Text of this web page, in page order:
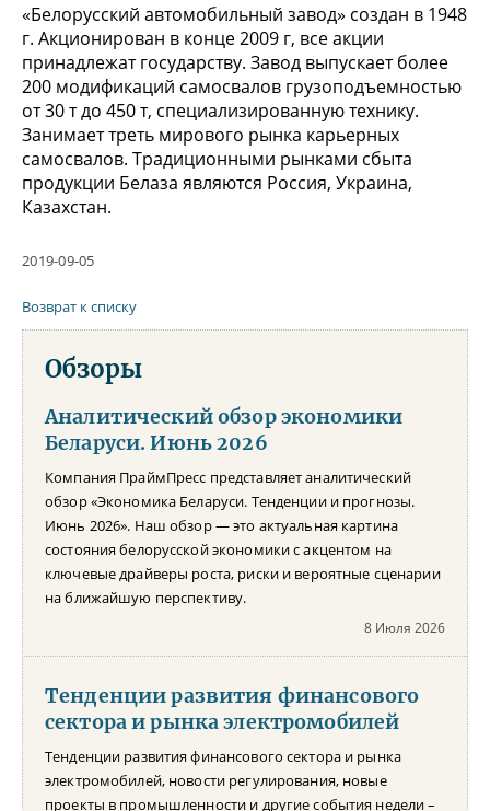
«Белорусский автомобильный завод» создан в 1948
г. Акционирован в конце 2009 г, все акции
принадлежат государству. Завод выпускает более
200 модификаций самосвалов грузоподъемностью
от 30 т до 450 т, специализированную технику.
Занимает треть мирового рынка карьерных
самосвалов. Традиционными рынками сбыта
продукции Белаза являются Россия, Украина,
Казахстан.
2019-09-05
Возврат к списку
Обзоры
Аналитический обзор экономики
Беларуси. Июнь 2026
Компания ПраймПресс представляет аналитический
обзор «Экономика Беларуси. Тенденции и прогнозы.
Июнь 2026». Наш обзор — это актуальная картина
состояния белорусской экономики с акцентом на
ключевые драйверы роста, риски и вероятные сценарии
на ближайшую перспективу.
8 Июля 2026
Тенденции развития финансового
сектора и рынка электромобилей
Тенденции развития финансового сектора и рынка
электромобилей, новости регулирования, новые
проекты в промышленности и другие события недели –